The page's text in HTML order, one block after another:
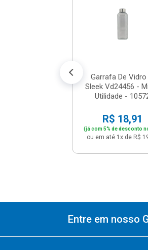
Garrafa De Vidro
Sleek Vd24456 -
Utilidade -
R$ 18,91
(já com 5% de desconto
ou em até 1x de R$
Entre em nosso